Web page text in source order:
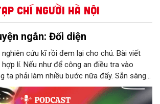
chí Người Hà Nội
ngắn: Đối diện
nghiên cứu kĩ rồi đem lại cho chú. Bài viết
lí. Nếu như để công an điều tra vào
ta phải làm nhiều bước nữa đấy. Sẵn sàng
Minh cầm tập bài viết đưa lại cho Thy. Cô
là lần thứ ba, loạt bài phóng sự của mình